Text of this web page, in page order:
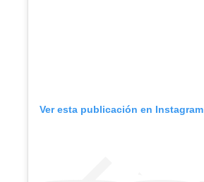
Ver esta publicación en Instagram